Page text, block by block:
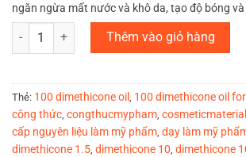
ngăn ngừa mất nước và khô da, tạo độ bóng và
DM100 số lượng Thêm vào giỏ hàng
Thẻ: 100 dimethicone oil 100 dimethicone oil
công thức congthucmypham cosmeticmaterial
cấp nguyên liệu làm mỹ phẩm dạy làm mỹ
dimethicone 1.5 dimethicone 10 dimethicone